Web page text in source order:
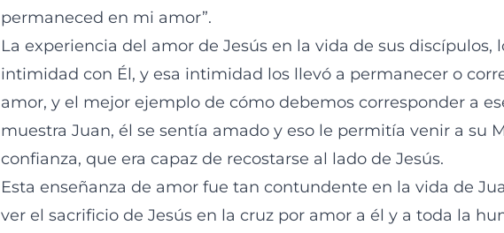
permaneced en mi amor”.
La experiencia del amor de Jesús en la vida de sus discípulos,
intimidad con Él, y esa intimidad los llevó a permanecer o
amor, y el mejor ejemplo de cómo debemos corresponder a
muestra Juan, él se sentía amado y eso le permitía venir a su
confianza, que era capaz de recostarse al lado de Jesús.
Esta enseñanza de amor fue tan contundente en la vida de
ver el sacrificio de Jesús en la cruz por amor a él y a toda la